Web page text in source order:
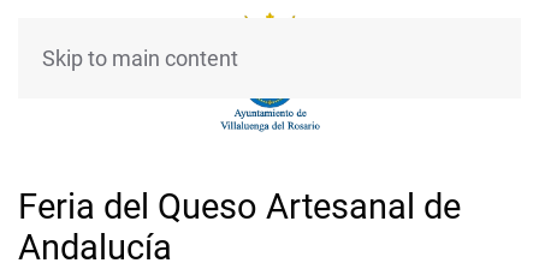
Skip to main content
Feria del Queso Artesanal de
Andalucía